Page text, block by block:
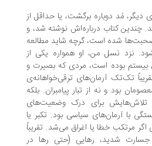
دوباره برگشت، یا حداقل از
کتاب درباره‌اش نوشته شد، و
شده است، گرچه شاید مطالعه
نسل من، او همواره یکی از
بوده است، مردی که بصیرت و
آرمان‌های ترقی‌خواهانه‌ی
و نه از تبار پیامبران. بلکه
برای درک وضعیت‌های
آرمان‌های سیاسی بود. تکبر یا
خطا یا اغراق می‌شد. تقریباً
رهایی (حتی رها در